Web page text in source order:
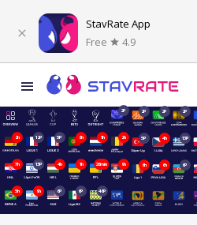
StavRate App
Free
4.9
2P 2P 2P 2P
2h 12P 5P 8h 1h 2h 5P 4h 13P
7h 13P 4h 1h 26min 9h 6h 6h 6P
5h 9h 6P 6P 46P